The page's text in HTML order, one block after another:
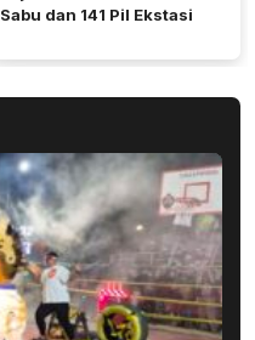
Sabu dan 141 Pil Ekstasi